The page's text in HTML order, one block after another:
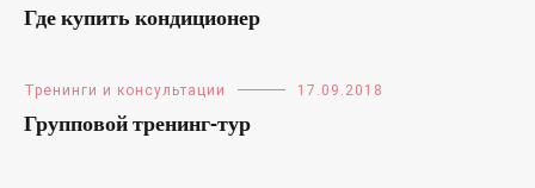
Где купить кондиционер
Тренинги и консультации 17.09.2018
Групповой тренинг-тур